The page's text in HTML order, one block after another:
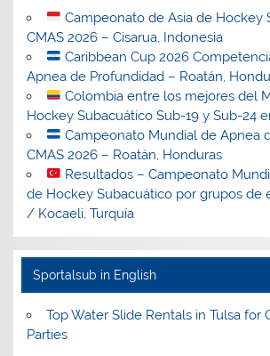
Campeonato de Asia de Hockey
CMAS 2026 – Cisarua, Indonesia
Caribbean Cup 2026
Apnea de Profundidad – Roatán,
Colombia entre los mejores del
Hockey Subacuático Sub-19 y Sub-24
Campeonato Mundial de Apnea
CMAS 2026 – Roatán, Honduras
Resultados – Campeonato
de Hockey Subacuático por grupos de
/ Kocaeli, Turquía
Sportalsub in English
Top Water Slide Rentals in Tulsa for
Parties